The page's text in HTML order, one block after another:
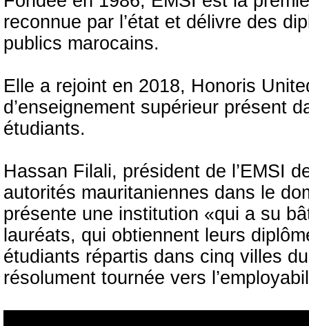
reconnue par l’état et délivre des
publics marocains.
Elle a rejoint en 2018, Honoris
d’enseignement supérieur présent
étudiants.
Hassan Filali, président de l’EMSI
autorités mauritaniennes dans le
présente une institution «qui a su
lauréats, qui obtiennent leurs
étudiants répartis dans cinq villes
résolument tournée vers